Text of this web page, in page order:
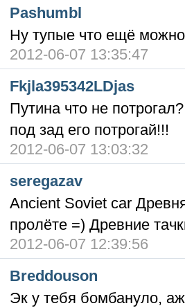
Pashumbl
Ну тупые что ещё можно
2012-06-07 13:35:47
Fkjla395342LDjas
Путина что не
под зад его потрогай!!!
2012-06-07 13:03:32
seregazav
Ancient Soviet car
пролёте =) Древние
2012-06-07 12:39:56
Breddouson
Эк у тебя бомбануло,